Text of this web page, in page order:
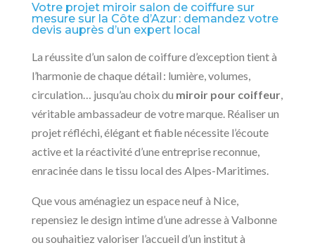
Votre projet miroir salon de coiffure sur
mesure sur la Côte d’Azur : demandez votre
devis auprès d’un expert local
La réussite d’un salon de coiffure d’exception tient à
l’harmonie de chaque détail : lumière, volumes,
circulation… jusqu’au choix du miroir pour coiffeur,
véritable ambassadeur de votre marque. Réaliser un
projet réfléchi, élégant et fiable nécessite l’écoute
active et la réactivité d’une entreprise reconnue,
enracinée dans le tissu local des Alpes-Maritimes.
Que vous aménagiez un espace neuf à Nice,
repensiez le design intime d’une adresse à Valbonne
ou souhaitiez valoriser l’accueil d’un institut à